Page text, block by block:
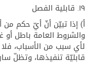
١٩. قابلية الفصل
أ) إذا تبيّن أنّ أيّ حكم من
والشروط العامة باطل أو
لأي سبب من الأسباب،
قابليّة تنفيذها، وتظلّ